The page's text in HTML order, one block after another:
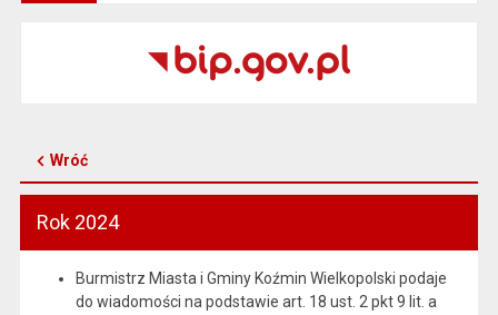
Wróć
Rok 2024
Burmistrz Miasta i Gminy Koźmin Wielkopolski podaje
do wiadomości na podstawie art. 18 ust. 2 pkt 9 lit. a